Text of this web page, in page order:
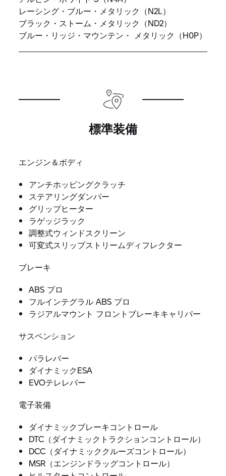
レーシング・ブルー・メタリック（N2L）
ブラック・ストーム・メタリック（ND2）
ブルー・リッジ・マウンテン・ メタリック（H0P）
標準装備
エンジン＆ボディ
アンチホッピングクラッチ
ステアリングダンパー
グリップヒーター
ラゲッジラック
調整式ウィンドスクリーン
可変式スリップストリームディフレクター
ブレーキ
ABS プロ
フルインテグラル ABS プロ
ラジアルマウント フロントブレーキキャリパー
サスペンション
パラレバー
ダイナミックESA
EVOテレレバー
電子装備
ダイナミックブレーキコントロール
DTC（ダイナミックトラクションコントロール）
DCC（ダイナミッククルーズコントロール）
MSR（エンジンドラッグコントロール）